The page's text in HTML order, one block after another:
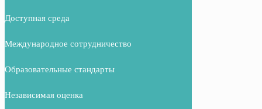
Доступная среда
Международное сотрудничество
Образовательные стандарты
Независимая оценка